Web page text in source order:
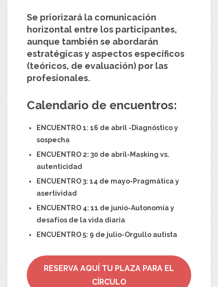
Se priorizará la comunicación
horizontal entre los participantes,
aunque también se abordarán
estratégicas y aspectos específicos
(teóricos, de evaluación) por las
profesionales.
Calendario de encuentros:
ENCUENTRO 1: 16 de abril -Diagnóstico y
sospecha
ENCUENTRO 2: 30 de abril-Masking vs.
autenticidad
ENCUENTRO 3: 14 de mayo-Pragmática y
asertividad
ENCUENTRO 4: 11 de junio-Autonomía y
desafíos de la vida diaria
ENCUENTRO 5: 9 de julio-Orgullo autista
RESERVA AQUÍ TU PLAZA PARA EL
CÍRCULO